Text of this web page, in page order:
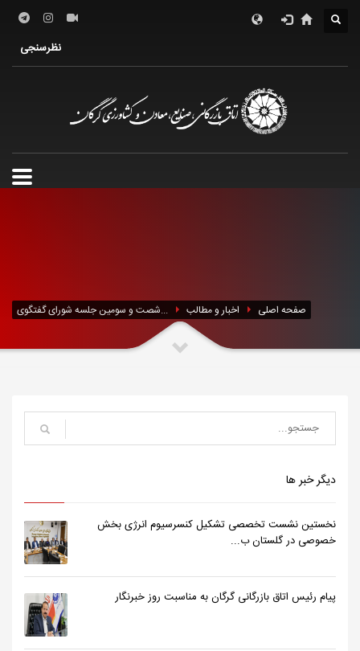
درباره اتاق
معرفی استان
نظرسنجی
شصت و سومین جلسه شورای گفتگوی... اخبار و مطالب صفحه اصلی
دیگر خبر ها
نخستین نشست تخصصی تشکیل کنسرسیوم انرژی بخش
خصوصی در گلستان ب...
پیام رئیس اتاق بازرگانی گرگان به مناسبت روز خبرنگار